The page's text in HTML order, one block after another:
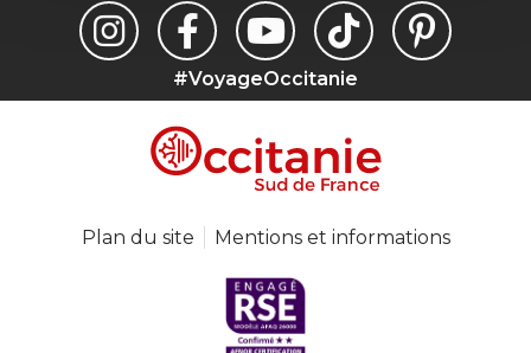
#VoyageOccitanie
Plan du site Mentions et informations